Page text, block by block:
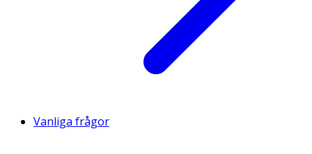
Vanliga frågor